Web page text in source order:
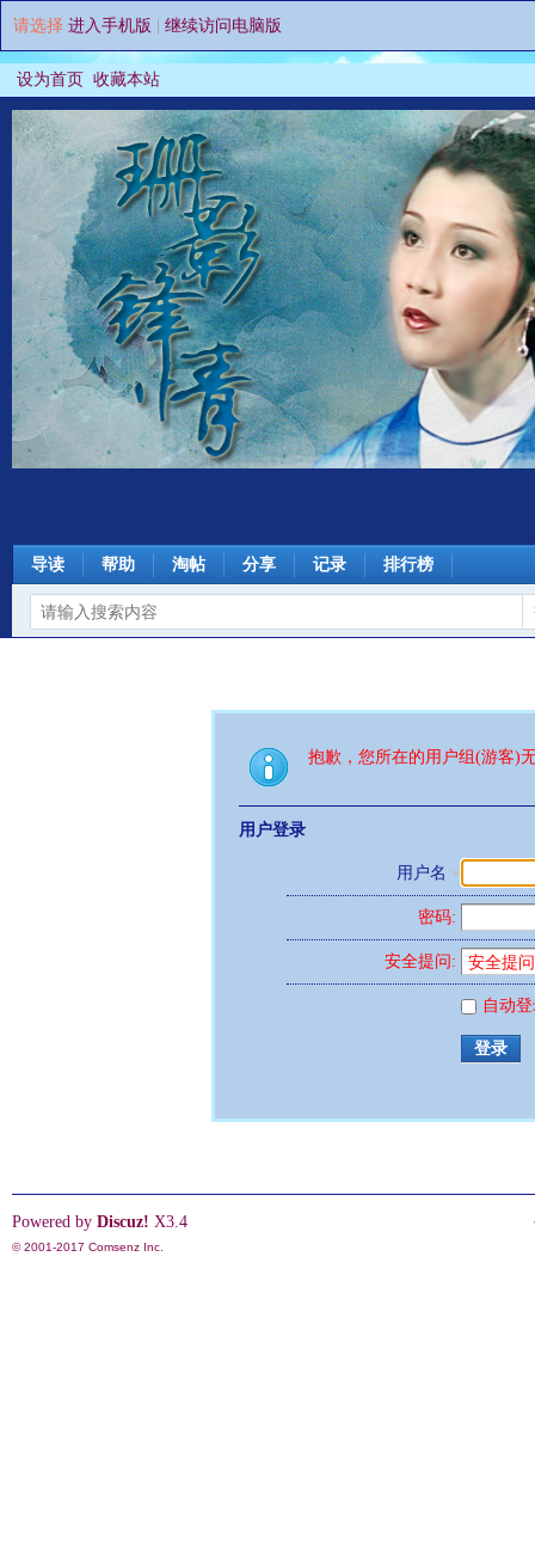
请选择 进入手机版 继续访问电脑版
设为首页 收藏本站
导读 帮助 淘帖 分享 记录 排行榜
抱歉，您所在的用户组(游客)
用户登录
用户名
密码:
安全提问:
自动
登录
Powered by Discuz! X3.4
© 2001-2017 Comsenz Inc.